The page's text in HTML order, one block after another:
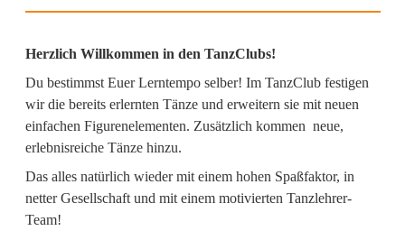
Herzlich Willkommen in den TanzClubs!
Du bestimmst Euer Lerntempo selber! Im TanzClub festigen
wir die bereits erlernten Tänze und erweitern sie mit neuen
einfachen Figurenelementen. Zusätzlich kommen neue,
erlebnisreiche Tänze hinzu.
Das alles natürlich wieder mit einem hohen Spaßfaktor, in
netter Gesellschaft und mit einem motivierten Tanzlehrer-
Team!